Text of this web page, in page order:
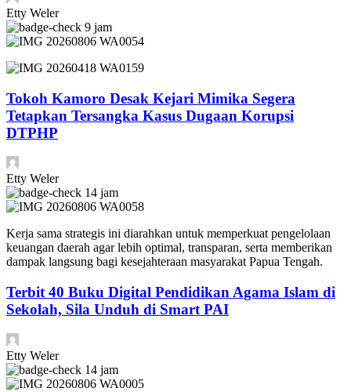
Etty Weler
9 jam
Tokoh Kamoro Desak Kejari Mimika Segera
Tetapkan Tersangka Kasus Dugaan Korupsi
DTPHP
Etty Weler
14 jam
Kerja sama strategis ini diarahkan untuk memperkuat pengelolaan
keuangan daerah agar lebih optimal, transparan, serta memberikan
dampak langsung bagi kesejahteraan masyarakat Papua Tengah.
Terbit 40 Buku Digital Pendidikan Agama Islam di
Sekolah, Sila Unduh di Smart PAI
Etty Weler
14 jam